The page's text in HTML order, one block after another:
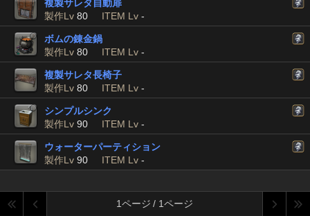
複製サレタ自動扉
製作Lv 80 ITEM Lv -
ボムの錬金鍋
製作Lv 80 ITEM Lv -
複製サレタ長椅子
製作Lv 80 ITEM Lv -
シンプルシンク
製作Lv 90 ITEM Lv -
ウォーターパーティション
製作Lv 90 ITEM Lv -
1ページ / 1ページ